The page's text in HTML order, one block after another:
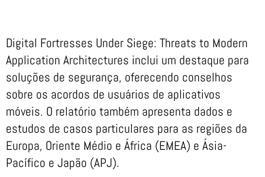
Digital Fortresses Under Siege: Threats to Modern
Application Architectures inclui um destaque para
soluções de segurança, oferecendo conselhos
sobre os acordos de usuários de aplicativos
móveis. O relatório também apresenta dados e
estudos de casos particulares para as regiões da
Europa, Oriente Médio e África (EMEA) e Ásia-
Pacífico e Japão (APJ).